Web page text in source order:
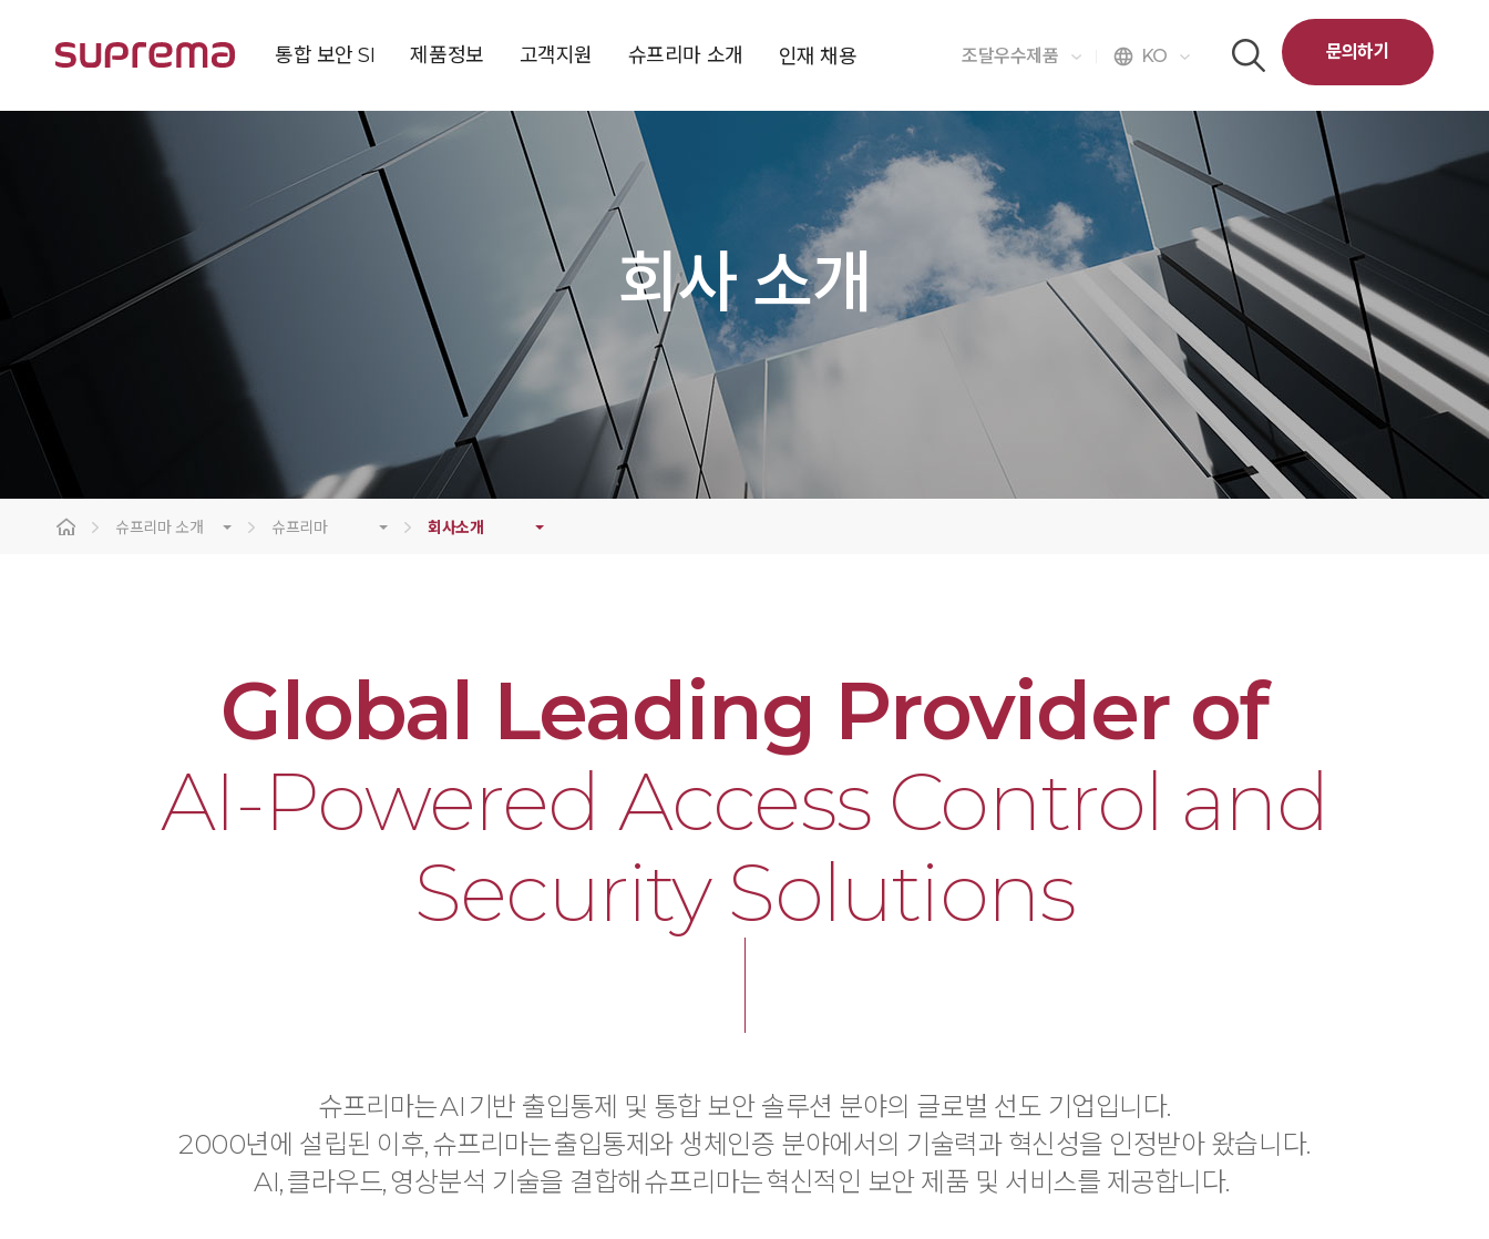
통합 보안 SI 제품정보 고객지원 슈프리마 소개 인재 채용 조달우수제품 language KO 문의하기
회사 소개
슈프리마 소개 슈프리마 회사소개
Global Leading Provider of
AI-Powered Access Control and
Security Solutions
슈프리마는 AI 기반 출입통제 및 통합 보안 솔루션 분야의 글로벌 선도 기업입니다.
2000년에 설립된 이후, 슈프리마는 출입통제와 생체인증 분야에서의 기술력과 혁신성을 인정받아 왔습니다.
AI, 클라우드, 영상분석 기술을 결합해 슈프리마는 혁신적인 보안 제품 및 서비스를 제공합니다.